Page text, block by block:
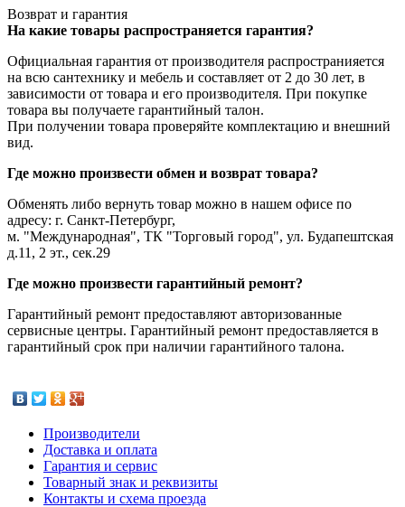
Возврат и гарантия
На какие товары распространяется гарантия?
Официальная гарантия от производителя распространияется
на всю сантехнику и мебель и составляет от 2 до 30 лет, в
зависимости от товара и его производителя. При покупке
товара вы получаете гарантийный талон.
При получении товара проверяйте комплектацию и внешний
вид.
Где можно произвести обмен и возврат товара?
Обменять либо вернуть товар можно в нашем офисе по
адресу: г. Санкт-Петербург,
м. "Международная", ТК "Торговый город", ул. Будапештская
д.11, 2 эт., сек.29
Где можно произвести гарантийный ремонт?
Гарантийный ремонт предоставляют авторизованные
сервисные центры. Гарантийный ремонт предоставляется в
гарантийный срок при наличии гарантийного талона.
Производители
Доставка и оплата
Гарантия и сервис
Товарный знак и реквизиты
Контакты и схема проезда